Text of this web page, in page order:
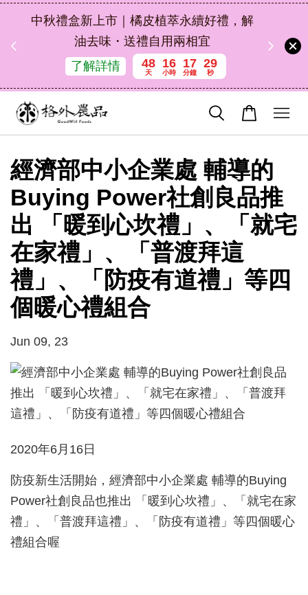
中秋禮盒新上市｜橘皮植萃永續好禮，解
油去味・送禮自用兩相宜
了解詳情
48
天
16
小時
17
分鐘
29
秒
經濟部中小企業處 輔導的
Buying Power社創良品推
出 「暖到心坎禮」、「就宅
在家禮」、「普渡拜這
禮」、「防疫有道禮」等四
個暖心禮組合
Jun 09, 23
2020年6月16日
防疫新生活開始，經濟部中小企業處 輔導的Buying
Power社創良品也推出 「暖到心坎禮」、「就宅在家
禮」、「普渡拜這禮」、「防疫有道禮」等四個暖心
禮組合喔